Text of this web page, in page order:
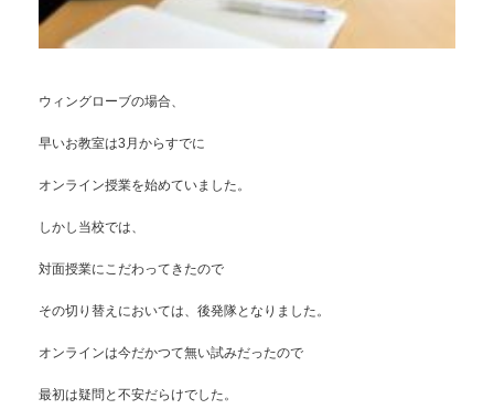
ウィングローブの場合、
早いお教室は3月からすでに
オンライン授業を始めていました。
しかし当校では、
対面授業にこだわってきたので
その切り替えにおいては、後発隊となりました。
オンラインは今だかつて無い試みだったので
最初は疑問と不安だらけでした。